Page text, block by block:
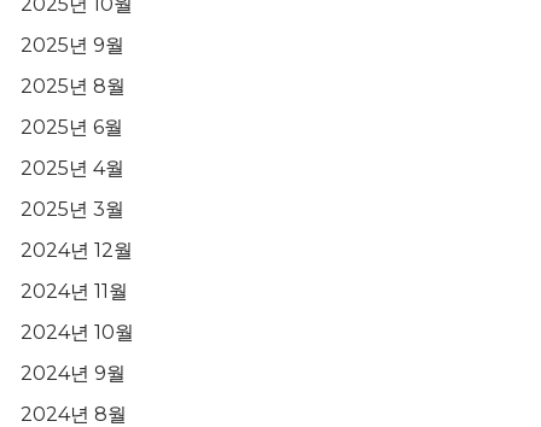
2025년 9월
2025년 8월
2025년 6월
2025년 4월
2025년 3월
2024년 12월
2024년 11월
2024년 10월
2024년 9월
2024년 8월